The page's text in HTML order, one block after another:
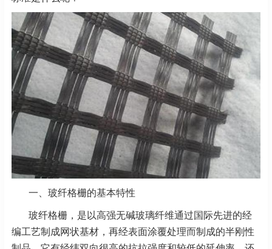
一、玻纤格栅的基本特性
玻纤格栅，是以高强无碱玻璃纤维通过国际先进的经
编工艺制成网状基材，再经表面涂覆处理而制成的半刚性